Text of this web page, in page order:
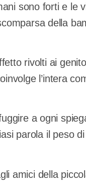
sono forti e le
della
rivolti ai
l’intera
a ogni
parola il peso
amici della